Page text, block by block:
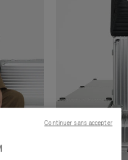
Continuer sans accepter